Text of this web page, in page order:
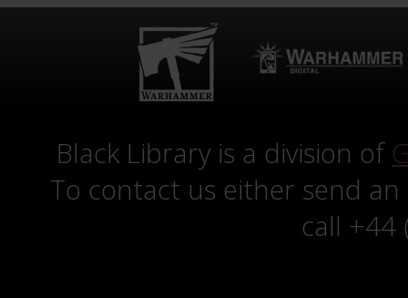
Black Library is a division of
To contact us either send
call +44